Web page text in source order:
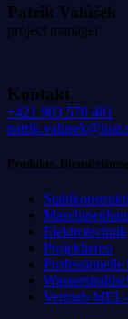
Patrik Valúšek
project manager
Kontakt
+421 903 570 481
Produkte,
Elektrotechnik
Projektieren
Vertrieb